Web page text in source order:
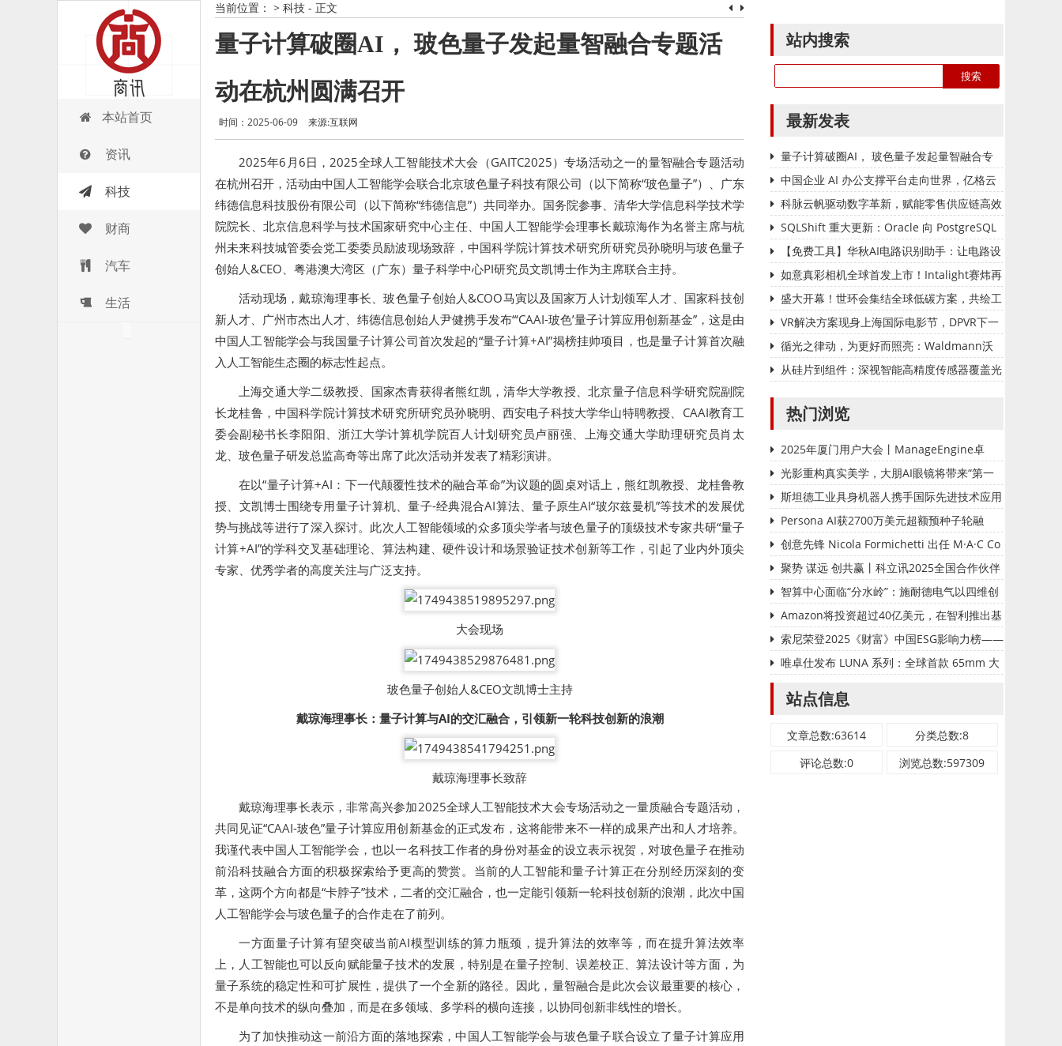
商讯 本站首页
资讯
科技
财商
汽车
生活
当前位置： > 科技 - 正文
量子计算破圈AI， 玻色量子发起量智融合专题活
动在杭州圆满召开
时间：2025-06-09 来源:互联网
2025年6月6日，2025全球人工智能技术大会（GAITC2025）专场活动之一的量智融合专题活动
在杭州召开，活动由中国人工智能学会联合北京玻色量子科技有限公司（以下简称“玻色量子”）、广东
纬德信息科技股份有限公司（以下简称“纬德信息”）共同举办。国务院参事、清华大学信息科学技术学
院院长、北京信息科学与技术国家研究中心主任、中国人工智能学会理事长戴琼海作为名誉主席与杭
州未来科技城管委会党工委委员励波现场致辞，中国科学院计算技术研究所研究员孙晓明与玻色量子
创始人&CEO、粤港澳大湾区（广东）量子科学中心PI研究员文凯博士作为主席联合主持。
活动现场，戴琼海理事长、玻色量子创始人&COO马寅以及国家万人计划领军人才、国家科技创
新人才、广州市杰出人才、纬德信息创始人尹健携手发布“‘CAAI-玻色’量子计算应用创新基金”，这是由
中国人工智能学会与我国量子计算公司首次发起的“量子计算+AI”揭榜挂帅项目，也是量子计算首次融
入人工智能生态圈的标志性起点。
上海交通大学二级教授、国家杰青获得者熊红凯，清华大学教授、北京量子信息科学研究院副院
长龙桂鲁，中国科学院计算技术研究所研究员孙晓明、西安电子科技大学华山特聘教授、CAAI教育工
委会副秘书长李阳阳、浙江大学计算机学院百人计划研究员卢丽强、上海交通大学助理研究员肖太
龙、玻色量子研发总监高奇等出席了此次活动并发表了精彩演讲。
在以“量子计算+AI：下一代颠覆性技术的融合革命”为议题的圆桌对话上，熊红凯教授、龙桂鲁教
授、文凯博士围绕专用量子计算机、量子-经典混合AI算法、量子原生AI“玻尔兹曼机”等技术的发展优
势与挑战等进行了深入探讨。此次人工智能领域的众多顶尖学者与玻色量子的顶级技术专家共研“量子
计算+AI”的学科交叉基础理论、算法构建、硬件设计和场景验证技术创新等工作，引起了业内外顶尖
专家、优秀学者的高度关注与广泛支持。
大会现场
玻色量子创始人&CEO文凯博士主持
戴琼海理事长：量子计算与AI的交汇融合，引领新一轮科技创新的浪潮
戴琼海理事长致辞
戴琼海理事长表示，非常高兴参加2025全球人工智能技术大会专场活动之一量质融合专题活动，
共同见证“CAAI-玻色”量子计算应用创新基金的正式发布，这将能带来不一样的成果产出和人才培养。
我谨代表中国人工智能学会，也以一名科技工作者的身份对基金的设立表示祝贺，对玻色量子在推动
前沿科技融合方面的积极探索给予更高的赞赏。当前的人工智能和量子计算正在分别经历深刻的变
革，这两个方向都是“卡脖子”技术，二者的交汇融合，也一定能引领新一轮科技创新的浪潮，此次中国
人工智能学会与玻色量子的合作走在了前列。
一方面量子计算有望突破当前AI模型训练的算力瓶颈，提升算法的效率等，而在提升算法效率
上，人工智能也可以反向赋能量子技术的发展，特别是在量子控制、误差校正、算法设计等方面，为
量子系统的稳定性和可扩展性，提供了一个全新的路径。因此，量智融合是此次会议最重要的核心，
不是单向技术的纵向叠加，而是在多领域、多学科的横向连接，以协同创新非线性的增长。
为了加快推动这一前沿方面的落地探索，中国人工智能学会与玻色量子联合设立了量子计算应用
站内搜索
最新发表
量子计算破圈AI， 玻色量子发起量智融合专
题活动在杭州圆满召开
中国企业 AI 办公支撑平台走向世界，亿格云
再获近亿元融资
科脉云帆驱动数字革新，赋能零售供应链高效
协同荣膺金翼奖
SQLShift 重大更新：Oracle 向 PostgreSQL
存储过程转换功能上线！
【免费工具】华秋AI电路识别助手：让电路设
计与分析变得轻松高效！
如意真彩相机全球首发上市！Intalight赛炜再
次实现代际领先
盛大开幕！世环会集结全球低碳方案，共绘工
业绿色未来
VR解决方案现身上海国际电影节，DPVR下一
步落子AI眼镜
循光之律动，为更好而照亮：Waldmann沃
达迈前沿照明新品正式发布
从硅片到组件：深视智能高精度传感器覆盖光
热门浏览
2025年厦门用户大会丨ManageEngine卓
豪：AI赋能运维，智启未来新程
光影重构真实美学，大朋AI眼镜将带来“第一
视角”新体验
斯坦德工业具身机器人携手国际先进技术应用
推进中心（深圳）， 共筑具身智能产业创新生
态
Persona AI获2700万美元超额预种子轮融
资，布局人形机器人未来
创意先锋 Nicola Formichetti 出任 M·A·C Co
smetics 全球创意总监
聚势 谋远 创共赢丨科立讯2025全国合作伙伴
大会圆满落幕
智算中心面临“分水岭”：施耐德电气以四维创
新驱动价值破局
Amazon将投资超过40亿美元，在智利推出基
础设施区域
索尼荣登2025《财富》中国ESG影响力榜——
用科技与创意共筑可持续的未来
唯卓仕发布 LUNA 系列：全球首款 65mm 大
画幅 10 倍变焦电影镜头，售价 69.9 万起
站点信息
文章总数:63614
分类总数:8
评论总数:0
浏览总数:597309